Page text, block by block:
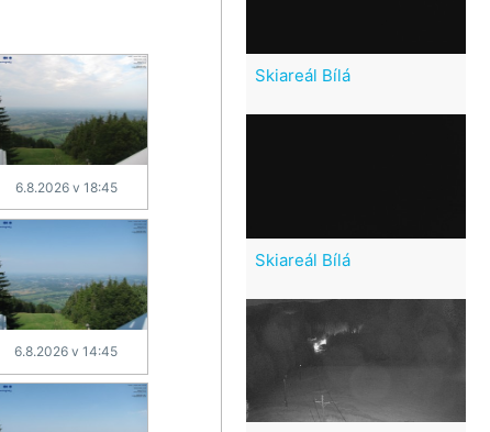
6.8.2026 v 18:45
6.8.2026 v 14:45
Skiareál Bílá
Skiareál Bílá